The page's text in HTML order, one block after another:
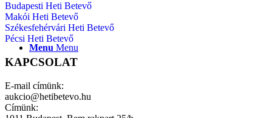
Menu Menu
Budapesti Heti Betevő
Makói Heti Betevő
Székesfehérvári Heti Betevő
Pécsi Heti Betevő
KAPCSOLAT
E-mail címünk:
aukcio@hetibetevo.hu
Címünk: